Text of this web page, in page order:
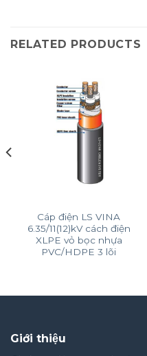
RELATED PRODUCTS
Cáp điện LS VINA
6.35/11(12)kV cách điện
XLPE vỏ bọc nhựa
PVC/HDPE 3 lõi
Giới thiệu